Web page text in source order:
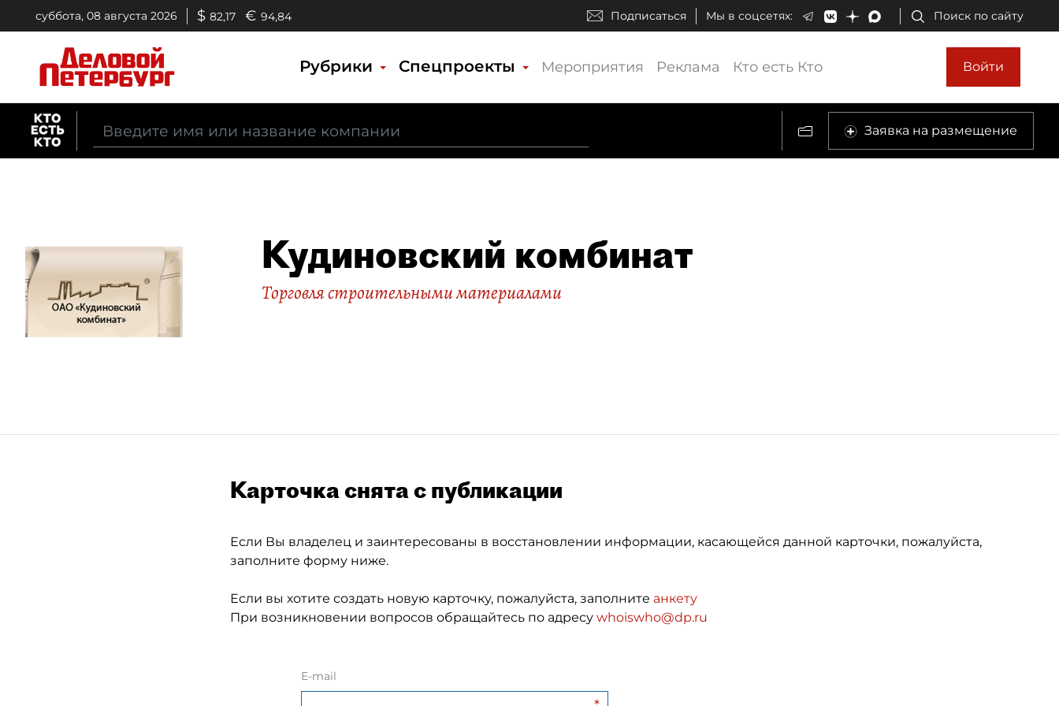
суббота, 08 августа 2026 $ 82,17 € 94,84 Подписаться Мы в соцсетях: Поиск по сайту
Рубрики Спецпроекты Мероприятия Реклама Кто есть Кто Войти
Заявка на размещение
Кудиновский комбинат
Торговля строительными материалами
Карточка снята с публикации
Если Вы владелец и заинтересованы в восстановлении информации, касающейся данной карточки, пожалуйста,
заполните форму ниже.
Если вы хотите создать новую карточку, пожалуйста, заполните анкету
При возникновении вопросов обращайтесь по адресу whoiswho@dp.ru
E-mail